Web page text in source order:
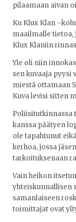
pilaamaan aivan
Ku Klux Klan
maailmalle tietoa,
Klux Klaniin
Yle oli niin
sen kuvaaja pyysi
miestä ottamaan
Kuva levisi sitten
Poliisitutkinnassa
kanssa päätyen
ole tapahtunut
kerhoa, jossa
tarkoituksenaan
Vain heikon
yhteiskunnallisen
samanlaiseen
toimittajat ovat